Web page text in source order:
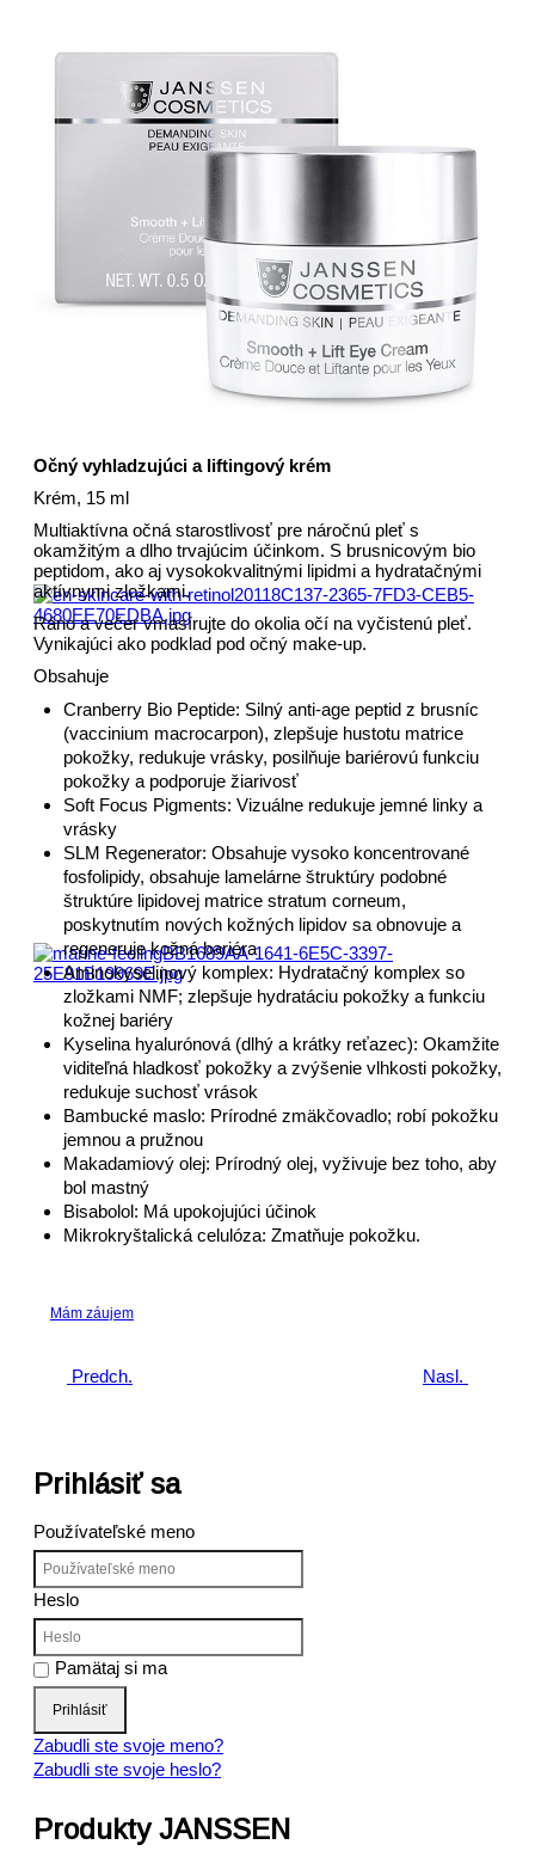
kontakt
Očný vyhladzujúci a liftingový krém
Krém, 15 ml
Multiaktívna očná starostlivosť pre náročnú pleť s
okamžitým a dlho trvajúcim účinkom. S brusnicovým bio
peptidom, ako aj vysokokvalitnými lipidmi a hydratačnými
aktívnymi zložkami.
Ráno a večer vmasírujte do okolia očí na vyčistenú pleť.
Vynikajúci ako podklad pod očný make-up.
Obsahuje
Cranberry Bio Peptide: Silný anti-age peptid z brusníc
(vaccinium macrocarpon), zlepšuje hustotu matrice
pokožky, redukuje vrásky, posilňuje bariérovú funkciu
pokožky a podporuje žiarivosť
Soft Focus Pigments: Vizuálne redukuje jemné linky a
vrásky
SLM Regenerator: Obsahuje vysoko koncentrované
fosfolipidy, obsahuje lamelárne štruktúry podobné
štruktúre lipidovej matrice stratum corneum,
poskytnutím nových kožných lipidov sa obnovuje a
regeneruje kožná bariéra
Aminokyselinový komplex: Hydratačný komplex so
zložkami NMF; zlepšuje hydratáciu pokožky a funkciu
kožnej bariéry
Kyselina hyalurónová (dlhý a krátky reťazec): Okamžite
viditeľná hladkosť pokožky a zvýšenie vlhkosti pokožky,
redukuje suchosť vrások
Bambucké maslo: Prírodné zmäkčovadlo; robí pokožku
jemnou a pružnou
Makadamiový olej: Prírodný olej, vyživuje bez toho, aby
bol mastný
Bisabolol: Má upokojujúci účinok
Mikrokryštalická celulóza: Zmatňuje pokožku.
Mám záujem
Predch. Nasl.
Prihlásiť sa
Používateľské meno
Heslo
Pamätaj si ma
Prihlásiť
Zabudli ste svoje meno?
Zabudli ste svoje heslo?
Produkty JANSSEN